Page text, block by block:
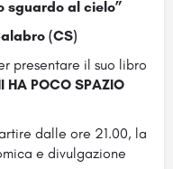
sguardo al cielo”
(CS)
presentare il suo libro
HA POCO SPAZIO
dalle ore 21.00, la
e divulgazione